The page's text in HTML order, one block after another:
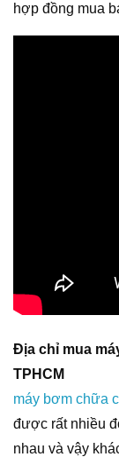
hợp đồng mua
Địa chỉ mua
TPHCM
máy bơm chữa
được rất nhiều
nhau và vậy